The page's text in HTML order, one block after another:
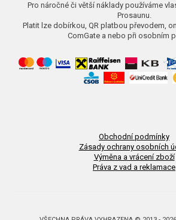
Pro náročné či větší náklady používáme
Prosaunu.
Platit lze dobírkou, QR platbou převodem,
ComGate a nebo při osobním
Obchodní podmínky
Zásady ochrany osobních
Výměna a vrácení zboží
Práva z vad a reklamace